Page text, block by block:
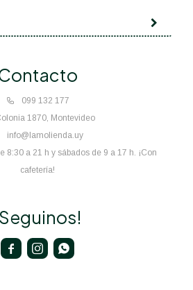
099 132 177
1870, Montevideo
info@lamolienda.uy
8:30 a 21 h y sábados de 9 a 17 h. ¡Con
cafetería!
  